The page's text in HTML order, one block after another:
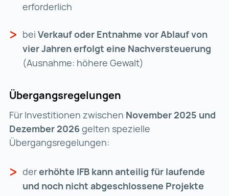
erforderlich
bei Verkauf oder Entnahme vor Ablauf von
vier Jahren erfolgt eine Nachversteuerung
(Ausnahme: höhere Gewalt)
Übergangsregelungen
Für Investitionen zwischen November 2025 und
Dezember 2026gelten spezielle
Übergangsregelungen:
dererhöhte IFB kann anteilig für laufende
und noch nicht abgeschlossene Projekte